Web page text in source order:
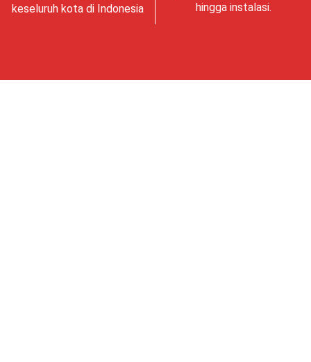
keseluruh kota di Indonesia
hingga instalasi.